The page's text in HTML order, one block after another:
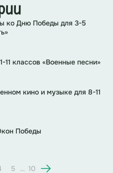
ко Дню Победы для 3-5
классов «Военные песни»
кино и музыке для 8-11
Победы
5 … 10